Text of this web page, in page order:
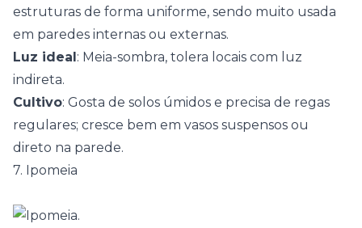
estruturas de forma uniforme, sendo muito usada
em paredes internas ou externas.
Luz ideal: Meia-sombra, tolera locais com luz
indireta.
Cultivo: Gosta de solos úmidos e precisa de regas
regulares; cresce bem em vasos suspensos ou
direto na parede.
7. Ipomeia